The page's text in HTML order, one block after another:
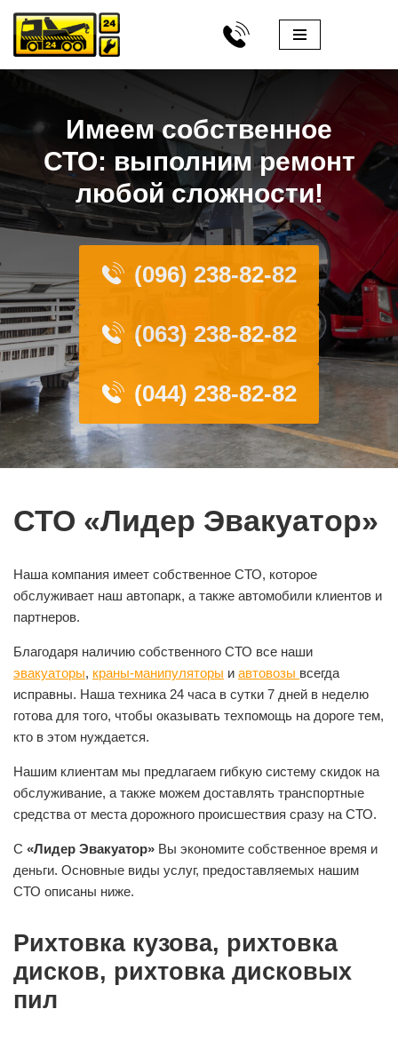
Перейти
к
содержимому
Имеем собственное
СТО: выполним ремонт
любой сложности!
(096) 238-82-82
(063) 238-82-82
(044) 238-82-82
СТО «Лидер Эвакуатор»
Наша компания имеет собственное СТО, которое
обслуживает наш автопарк, а также автомобили клиентов и
партнеров.
Благодаря наличию собственного СТО все наши
эвакуаторы, краны-манипуляторы и автовозы всегда
исправны. Наша техника 24 часа в сутки 7 дней в неделю
готова для того, чтобы оказывать техпомощь на дороге тем,
кто в этом нуждается.
Нашим клиентам мы предлагаем гибкую систему скидок на
обслуживание, а также можем доставлять транспортные
средства от места дорожного происшествия сразу на СТО.
С «Лидер Эвакуатор» Вы экономите собственное время и
деньги. Основные виды услуг, предоставляемых нашим
СТО описаны ниже.
Рихтовка кузова, рихтовка
дисков, рихтовка дисковых
пил